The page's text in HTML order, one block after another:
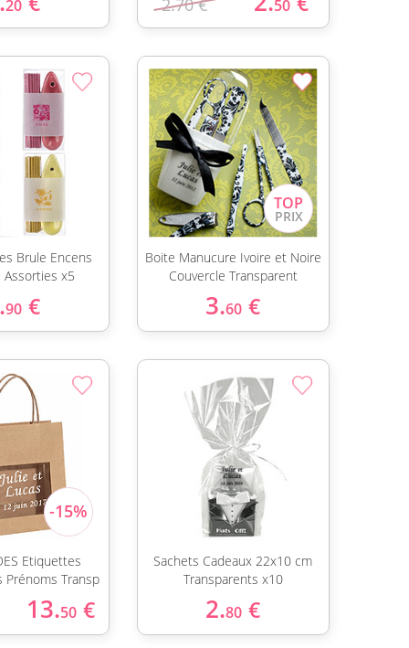
20 2.70 € 50
Brule Encens
Assorties x5
90 €
Boite Manucure Ivoire et Noire
Couvercle Transparent
3.60 €
Etiquettes
Prénoms Transp
13.50 €
Sachets Cadeaux 22x10 cm
Transparents x10
2.80 €